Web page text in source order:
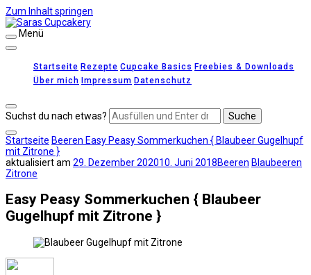
Zum Inhalt springen
Menü
Startseite Rezepte Cupcake Basics Freebies & Downloads
Über mich Impressum Datenschutz
Suchst du nach etwas?
Startseite Beeren Easy Peasy Sommerkuchen { Blaubeer Gugelhupf
mit Zitrone }
aktualisiert am 29. Dezember 202010. Juni 2018Beeren Blaubeeren
Zitrone
Easy Peasy Sommerkuchen { Blaubeer
Gugelhupf mit Zitrone }